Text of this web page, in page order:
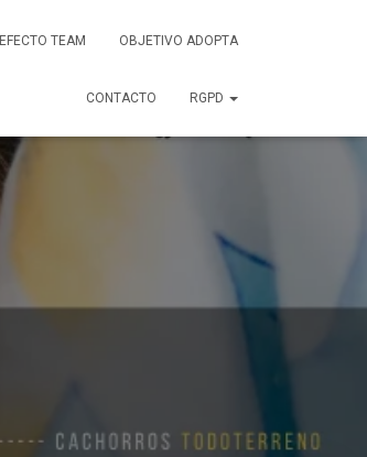
EFECTO TEAM OBJETIVO ADOPTA
CONTACTO RGPD